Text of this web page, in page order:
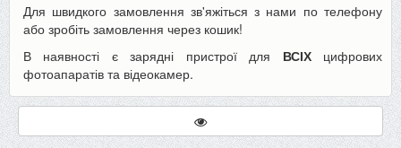
Для швидкого замовлення зв'яжіться з нами по телефону
або зробіть замовлення через кошик!
В наявності є зарядні пристрої для
ВСІХ
цифрових
фотоапаратів та відеокамер.